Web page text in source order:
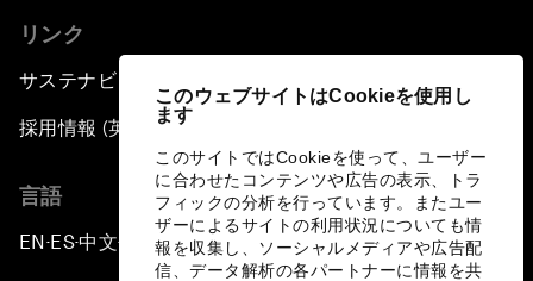
このウェブサイトはCookieを使用し
ます
このサイトではCookieを使って、ユーザー
に合わせたコンテンツや広告の表示、トラ
フィックの分析を行っています。またユー
ザーによるサイトの利用状況についても情
報を収集し、ソーシャルメディアや広告配
信、データ解析の各パートナーに情報を共
リンク
サステナビリティへの取り組み
採用情報 (英語のみ)
言語
EN ▪ES▪中文▪ 日本語